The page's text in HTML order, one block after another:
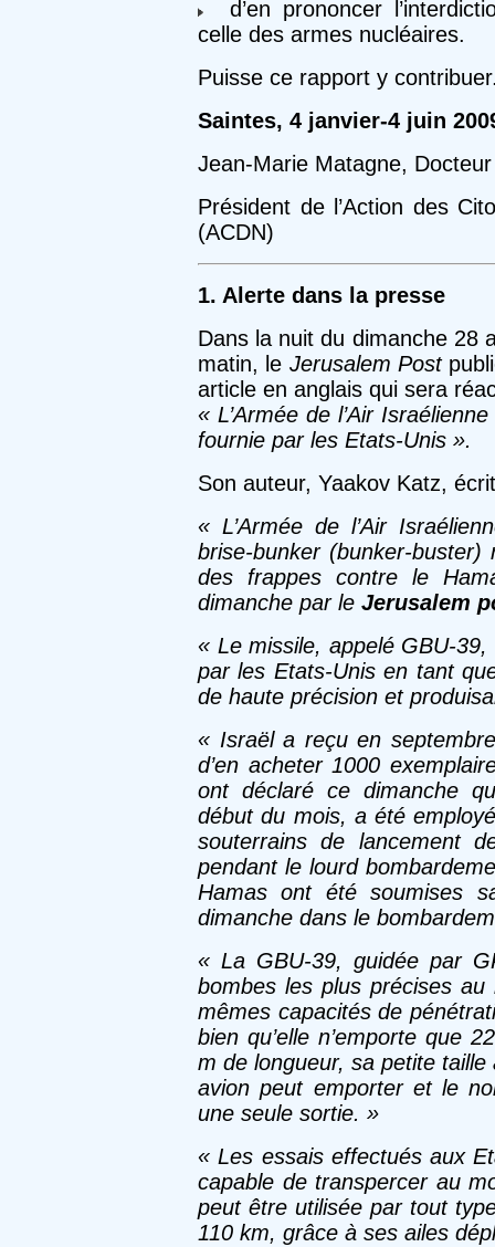
d’en prononcer
celle des armes nucléaires.
Puisse ce rapport y
Saintes, 4 janvier-4 juin
Jean-Marie Matagne,
Président de l’Action des
(ACDN)
1. Alerte dans la presse
Dans la nuit du dimanche 28
matin, le Jerusalem Post
article en anglais qui sera
« L’Armée de l’Air
fournie par les Etats-Unis ».
Son auteur, Yaakov Katz,
« L’Armée de l’Air
brise-bunker (bunker-
des frappes contre le
dimanche par le Jerusalem
« Le missile, appelé GBU-
par les Etats-Unis en tant
de haute précision et
« Israël a reçu en
d’en acheter 1000
ont déclaré ce dimanche
début du mois, a été
souterrains de lancement
pendant le lourd
Hamas ont été soumises
dimanche dans le
« La GBU-39, guidée par
bombes les plus précises
mêmes capacités de
bien qu’elle n’emporte que
m de longueur, sa petite taille
avion peut emporter et le
une seule sortie. »
« Les essais effectués aux
capable de transpercer au
peut être utilisée par tout
110 km, grâce à ses ailes